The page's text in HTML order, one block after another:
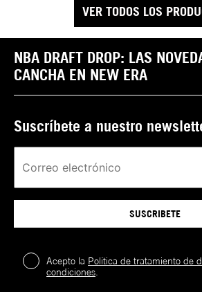
VER TODOS LOS
NBA DRAFT DROP: LAS
CANCHA EN NEW ERA
Suscríbete a nuestro
SUSCRIBETE
Acepto la Política de tratamiento de
condiciones.